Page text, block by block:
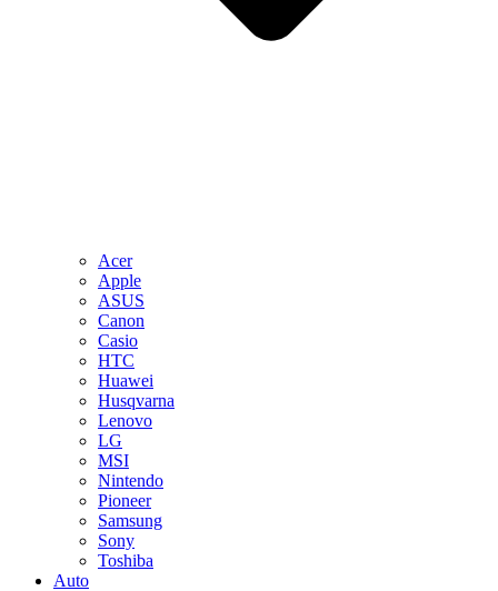
Acer
Apple
ASUS
Canon
Casio
HTC
Huawei
Husqvarna
Lenovo
LG
MSI
Nintendo
Pioneer
Samsung
Sony
Toshiba
Auto